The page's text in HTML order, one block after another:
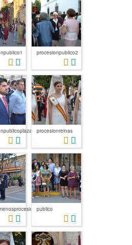
procesionpublico2
procesionreinas
publico